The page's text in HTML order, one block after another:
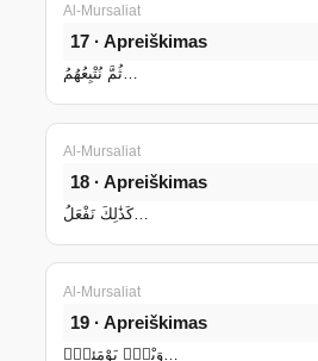
Al-Mursaliat
17 · Apreiškimas
ثُمَّ نُتْبِعُهُمُ…
Al-Mursaliat
18 · Apreiškimas
كَذَٰلِكَ نَفْعَلُ…
Al-Mursaliat
19 · Apreiškimas